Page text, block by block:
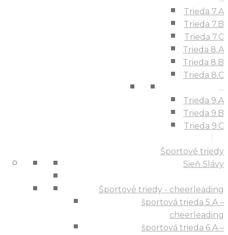
Trieda 7.A
Trieda 7.B
Trieda 7.C
Trieda 8.A
Trieda 8.B
Trieda 8.C
...
Trieda 9.A
Trieda 9.B
Trieda 9.C
Športové triedy
Sieň Slávy
Športové triedy - cheerleading
športová trieda 5.A –
cheerleading
športová trieda 6.A –